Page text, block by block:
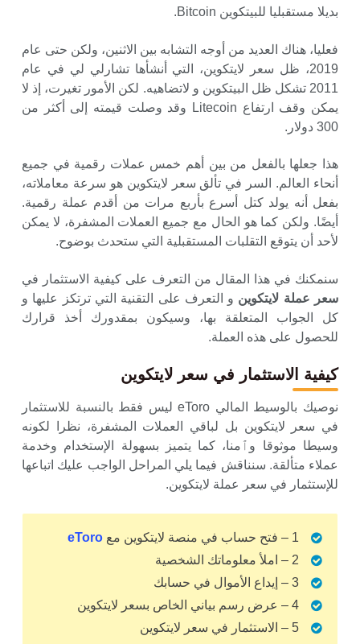
بديلا مستقبليا للبيتكوين Bitcoin.
فعليا، هناك العديد من أوجه التشابه بين الاثنين، ولكن حتى عام
2019، ظل سعر لايتكوين، التي أنشأها تشارلي لي في عام
2011 تشكل ظل البيتكوين و لاتضاهيه. لكن الأمور تغيرت، إذ لا
يمكن وقف ارتفاع Litecoin وقد وصلت قيمته إلى أكثر من
300 دولار.
هذا جعلها بالفعل من بين أهم خمس عملات رقمية في جميع
أنحاء العالم. السر في تألق سعر لايتكوين هو سرعة معاملاته،
بفعل أنه يولد كتل أسرع بأربع مرات من أقدم عملة رقمية.
أيضًا. ولكن كما هو الحال مع جميع العملات المشفرة، لا يمكن
لأحد أن يتوقع التقلبات المستقبلية التي ستحدث بوضوح.
سنمكنك في هذا المقال من التعرف على كيفية الاستثمار في
سعر عملة لايتكوين و التعرف على التقنية التي ترتكز عليها و
كل الجواب المتعلقة بها، وسيكون بمقدورك أخذ قرارك
للحصول على هذه العملة.
كيفية الاستثمار في سعر لايتكوين
نوصيك بالوسيط المالي eToro ليس فقط بالنسبة للاستثمار
في سعر لايتكوين بل لباقي العملات المشفرة، نظرا لكونه
وسيطا موثوقا وٱمنا، كما يتميز بسهولة الإستخدام وخدمة
عملاء متألقة. سنناقش فيما يلي المراحل الواجب عليك اتباعها
للإستثمار في سعر عملة لايتكوين.
1 – فتح حساب في منصة لايتكوين مع
eToro
2 – املأ معلوماتك الشخصية
3 – إيداع الأموال في حسابك
4 – عرض رسم بياني الخاص بسعر لايتكوين
5 – الاستثمار في سعر لايتكوين